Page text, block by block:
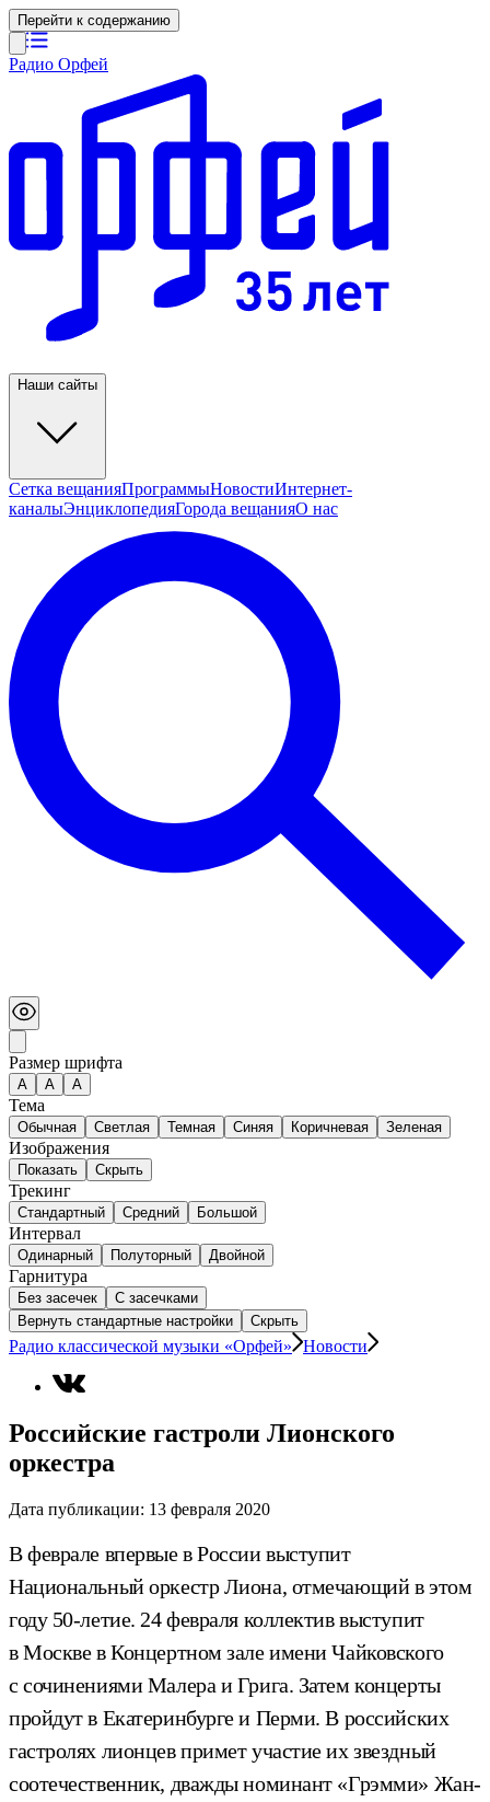
Перейти к содержанию
Радио Орфей
Наши сайты
Сетка вещанияПрограммыНовостиИнтернет-
каналыЭнциклопедияГорода вещанияО нас
Размер шрифта
А A A
Тема
Обычная Светлая Темная Синяя Коричневая Зеленая
Изображения
Показать Скрыть
Трекинг
Стандартный Средний Большой
Интервал
Одинарный Полуторный Двойной
Гарнитура
Без засечек
С засечками
Вернуть стандартные настройки
Скрыть
Радио классической музыки «Орфей» Новости
Российские гастроли Лионского
оркестра
Дата публикации: 13 февраля 2020
В феврале впервые в России выступит
Национальный оркестр Лиона, отмечающий в этом
году 50-летие. 24 февраля коллектив выступит
в Москве в Концертном зале имени Чайковского
с сочинениями Малера и Грига. Затем концерты
пройдут в Екатеринбурге и Перми. В российских
гастролях лионцев примет участие их звездный
соотечественник, дважды номинант «Грэмми» Жан-